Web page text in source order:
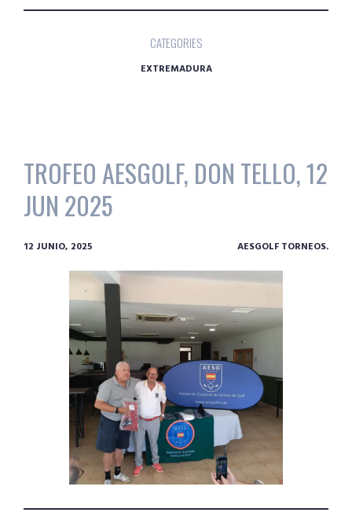
CATEGORIES
EXTREMADURA
TROFEO AESGOLF, DON TELLO, 12
JUN 2025
12 JUNIO, 2025 AESGOLF TORNEOS.